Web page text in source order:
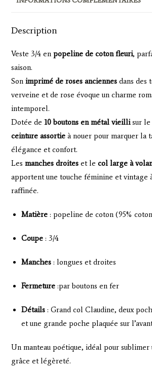
Description
Veste 3/4 enpopeline de coton fleuri,
saison.
Sonimprimé de roses anciennes dans des
verveine et de rose évoque un charme
intemporel.
Dotée de10 boutons en métal vieilli sur le
ceinture assortie à nouer pour marquer la
élégance et confort.
Lesmanches droites et lecol large à
apportent une touche féminine et vintage
raffinée.
Matière : popeline de coton (95%
Coupe : 3/4
Manches : longues et droites
Fermeture :par boutons en fer
Détails : Grand col Claudine, deux
et une grande poche plaquée sur
Un manteau poétique, idéal pour sublimer
grâce et légèreté.